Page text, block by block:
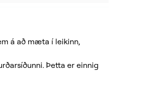
á að mæta í leikinn,
Þetta er einnig